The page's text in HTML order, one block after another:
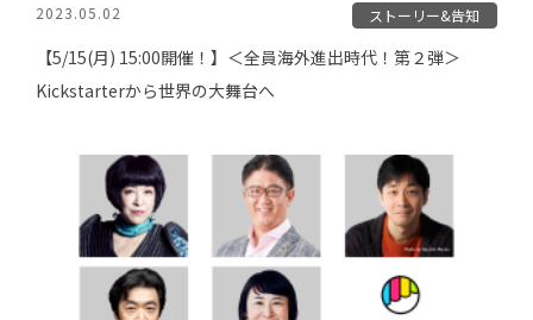
2023.05.02 ストーリー&告知
【5/15(月) 15:00開催！】＜全員海外進出時代！第２弾＞
Kickstarterから世界の大舞台へ